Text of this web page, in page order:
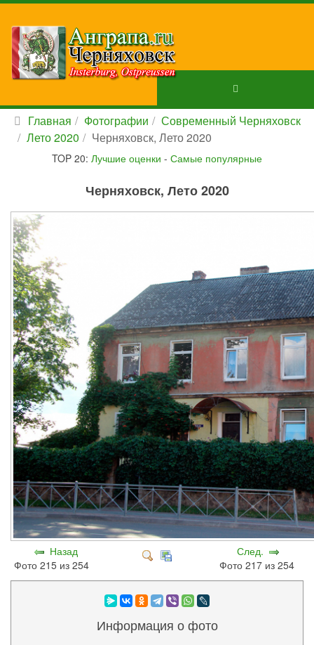
Главная Фотографии
Современный Черняховск
Лето 2020
Черняховск, Лето 2020
TOP 20: Лучшие оценки - Самые популярные
Черняховск, Лето 2020
Назад
Фото 215 из 254
След.
Фото 217 из 254
Информация о фото